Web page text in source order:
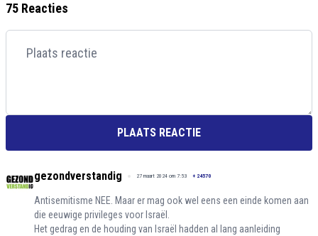
75 Reacties
PLAATS REACTIE
gezondverstandig 27 maart 2024 om 7:53 + 24570
Antisemitisme NEE. Maar er mag ook wel eens een einde komen aan
die eeuwige privileges voor Israël.
Het gedrag en de houding van Israël hadden al lang aanleiding